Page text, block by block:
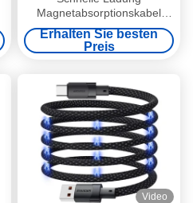
Magnetabsorptionskabel
USB C zu USB C Kabel 60W
100W ES-X56-Serie
Erhalten Sie besten
Preis
Video